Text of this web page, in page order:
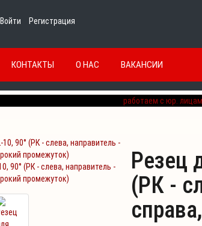
Войти Регистрация
КОНТАКТЫ О НАС ВАКАНСИИ
90° (РК - слева, направитель -
промежуток)
Резец
(РК -